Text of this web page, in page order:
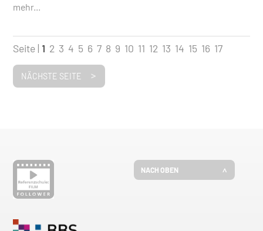
mehr...
Seite | 1 2 3 4 5 6 7 8 9 10 11 12 13 14 15 16 17
NÄCHSTE SEITE
NACH OBEN